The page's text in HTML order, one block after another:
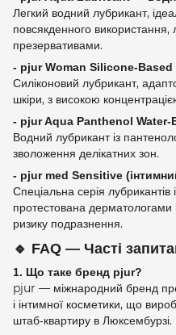
Легкий водний лубрикант,
повсякденного використання,
презервативами.
- pjur Woman
Силіконовий лубрикант,
шкіри, з високою
- pjur Aqua Panthenol
Водний лубрикант із
зволоження делікатних зон.
- pjur med Sensitive
Спеціальна серія лубрикантів
протестована дерматологами
ризику подразнення.
🔹 FAQ — Часті
1. Що таке бренд pjur?
pjur — міжнародний бренд
і інтимної косметики, що
штаб‑квартиру в Люксембурзі.